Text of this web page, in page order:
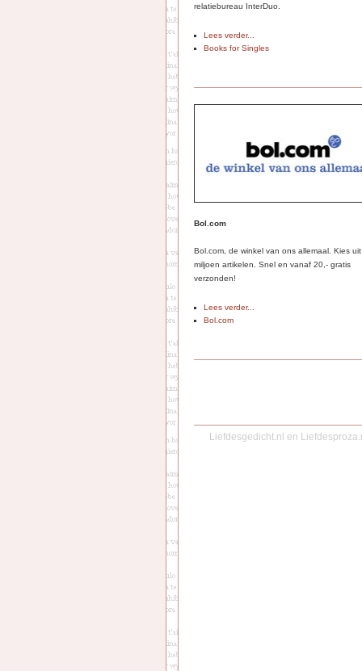
relatiebureau InterDuo.
Lees verder...
Books for Singles
Bol.com
Bol.com, de winkel van ons allemaal. Kies
miljoen artikelen. Snel en vanaf 20,- gratis
verzonden!
Lees verder...
Bol.com
Liefdesgedicht.nl en